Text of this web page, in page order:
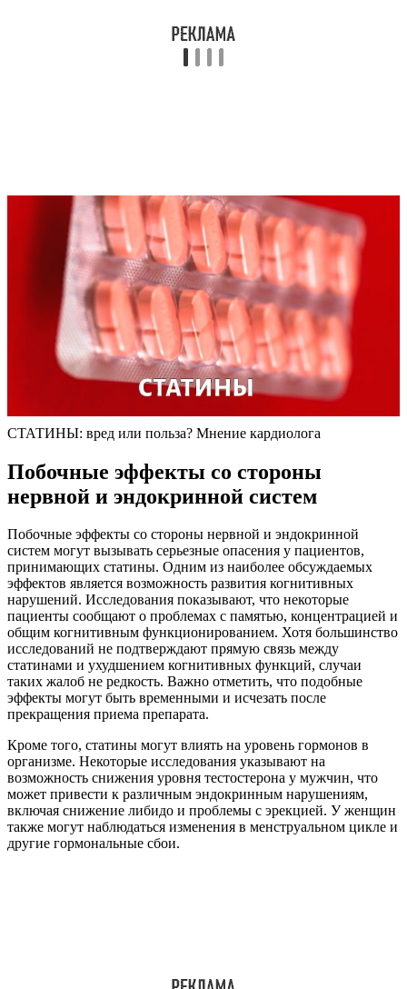
СТАТИНЫ: вред или польза? Мнение кардиолога
Побочные эффекты со стороны
нервной и эндокринной систем
Побочные эффекты со стороны нервной и эндокринной
систем могут вызывать серьезные опасения у пациентов,
принимающих статины. Одним из наиболее обсуждаемых
эффектов является возможность развития когнитивных
нарушений. Исследования показывают, что некоторые
пациенты сообщают о проблемах с памятью, концентрацией и
общим когнитивным функционированием. Хотя большинство
исследований не подтверждают прямую связь между
статинами и ухудшением когнитивных функций, случаи
таких жалоб не редкость. Важно отметить, что подобные
эффекты могут быть временными и исчезать после
прекращения приема препарата.
Кроме того, статины могут влиять на уровень гормонов в
организме. Некоторые исследования указывают на
возможность снижения уровня тестостерона у мужчин, что
может привести к различным эндокринным нарушениям,
включая снижение либидо и проблемы с эрекцией. У женщин
также могут наблюдаться изменения в менструальном цикле и
другие гормональные сбои.